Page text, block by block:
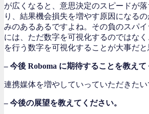
が広くなると、意思決定のスピードが
り、結果機会損失を増やす原因になる
みのあるあるですよね。その負のスパ
には、ただ数字を可視化するのではな
を行う数字を可視化することが大事だと
– 今後 Roboma に期待することを教えて
連携媒体を増やしていっていただきたい
– 今後の展望を教えてください。